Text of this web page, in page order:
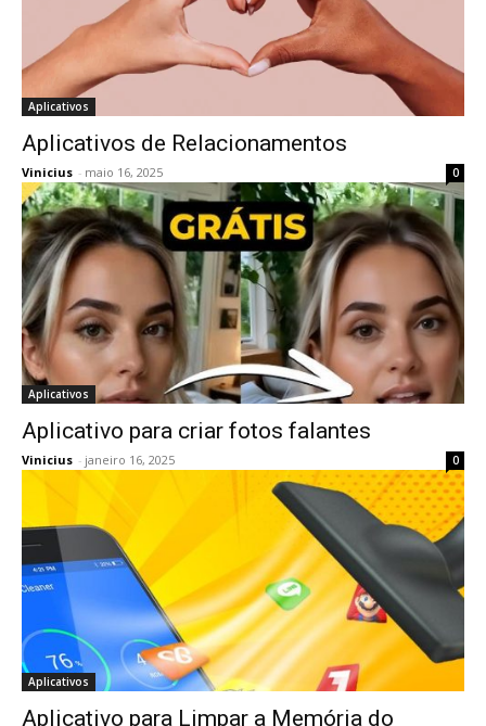
Aplicativos
Aplicativos de Relacionamentos
Vinicius - maio 16, 2025 0
Aplicativos
Aplicativo para criar fotos falantes
Vinicius - janeiro 16, 2025 0
Aplicativos
Aplicativo para Limpar a Memória do